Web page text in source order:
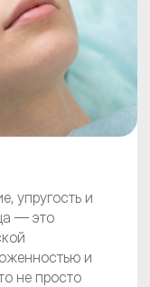
упругость и
— это
и
не просто